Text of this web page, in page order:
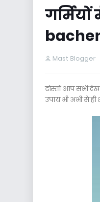
Mast Blogger
दोस्तों आप सभी
उपाय भी अभी से